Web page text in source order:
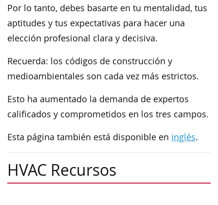
Por lo tanto, debes basarte en tu mentalidad, tus
aptitudes y tus expectativas para hacer una
elección profesional clara y decisiva.
Recuerda: los códigos de construcción y
medioambientales son cada vez más estrictos.
Esto ha aumentado la demanda de expertos
calificados y comprometidos en los tres campos.
Esta página también está disponible en inglés.
HVAC Recursos